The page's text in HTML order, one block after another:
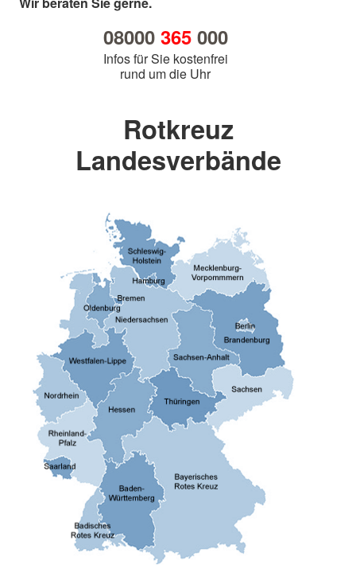
08000 365000
Infos für Sie kostenfrei
rund um die Uhr
Rotkreuz
Landesverbände